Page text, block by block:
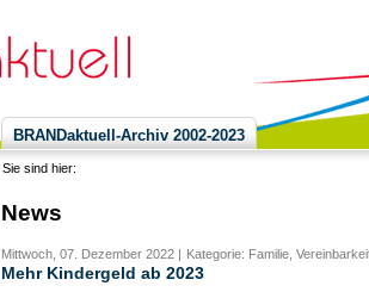
BRANDaktuell-Archiv 2002-2023
Sie sind hier:
News
Mittwoch, 07. Dezember 2022 | Kategorie: Familie,
Mehr Kindergeld ab 2023